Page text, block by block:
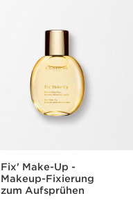
Fix' Make-Up -
Makeup-Fixierung
zum Aufsprühen